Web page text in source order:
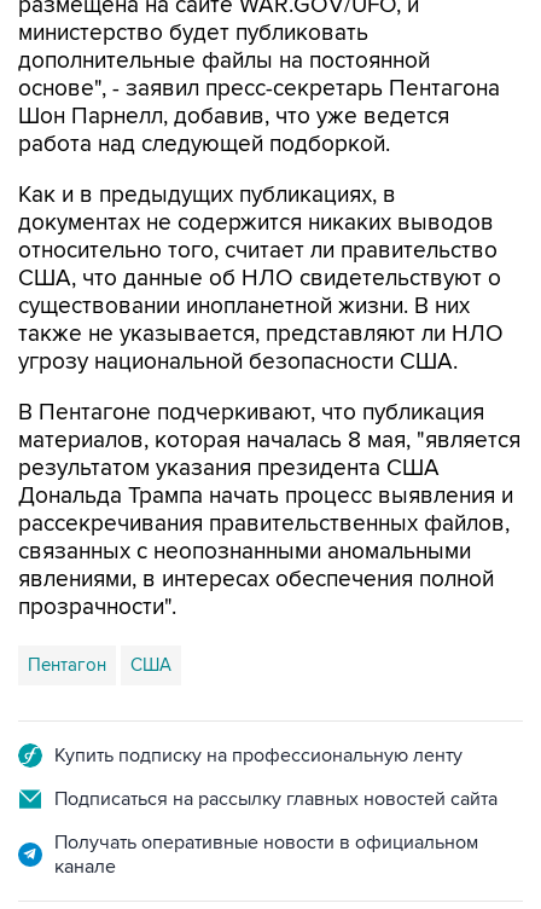
размещена на сайте WAR.GOV/UFO, и
министерство будет публиковать
дополнительные файлы на постоянной
основе", - заявил пресс-секретарь Пентагона
Шон Парнелл, добавив, что уже ведется
работа над следующей подборкой.
Как и в предыдущих публикациях, в
документах не содержится никаких выводов
относительно того, считает ли правительство
США, что данные об НЛО свидетельствуют о
существовании инопланетной жизни. В них
также не указывается, представляют ли НЛО
угрозу национальной безопасности США.
В Пентагоне подчеркивают, что публикация
материалов, которая началась 8 мая, "является
результатом указания президента США
Дональда Трампа начать процесс выявления и
рассекречивания правительственных файлов,
связанных с неопознанными аномальными
явлениями, в интересах обеспечения полной
прозрачности".
Пентагон США
Купить подписку на профессиональную ленту
Подписаться на рассылку главных новостей сайта
Получать оперативные новости в официальном
канале